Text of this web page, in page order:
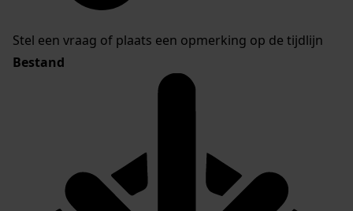
Stel een vraag of plaats een opmerking op de tijdlijn
Bestand